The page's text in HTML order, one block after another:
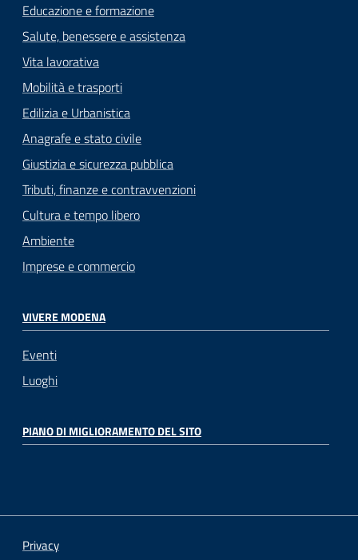
Educazione e formazione
Salute, benessere e assistenza
Vita lavorativa
Mobilità e trasporti
Edilizia e Urbanistica
Anagrafe e stato civile
Giustizia e sicurezza pubblica
Tributi, finanze e contravvenzioni
Cultura e tempo libero
Ambiente
Imprese e commercio
VIVERE MODENA
Eventi
Luoghi
PIANO DI MIGLIORAMENTO DEL SITO
Privacy